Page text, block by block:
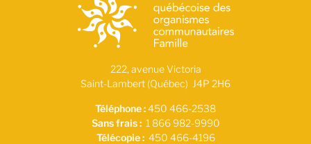
222, avenue Victoria
Saint-Lambert (Québec) J4P 2H6
Téléphone :450 466-2538
Sans frais :1 866 982-9990
Télécopie :450 466-4196